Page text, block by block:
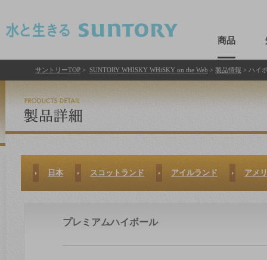
商品
サントリーTOP > SUNTORY WHISKY WHiSKY on the Web > 製品情報 > ハイ
日本 スコットランド アイルランド アメ
プレミアムハイボール